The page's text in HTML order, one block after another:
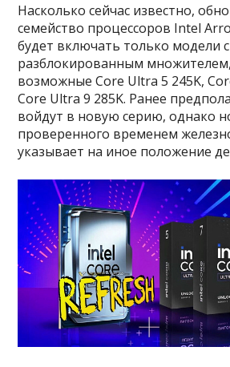
Насколько сейчас известно,
семейство процессоров Intel
будет включать только модели с
разблокированным
возможные Core Ultra 5 245K,
Core Ultra 9 285K. Ранее
войдут в новую серию, однако
проверенного временем
указывает на иное положение